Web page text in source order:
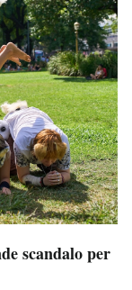
scandalo per